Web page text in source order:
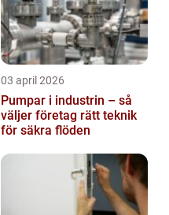
03 april 2026
Pumpar i industrin – så
väljer företag rätt teknik
för säkra flöden